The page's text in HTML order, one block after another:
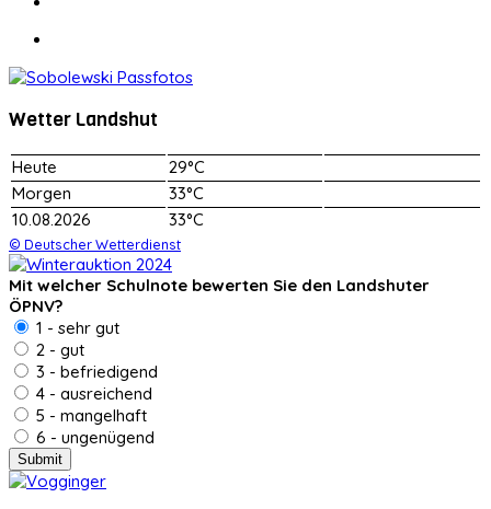
Wetter Landshut
Heute
29°C
Morgen
33°C
10.08.2026
33°C
© Deutscher Wetterdienst
Mit welcher Schulnote bewerten Sie den Landshuter
ÖPNV?
1 - sehr gut
2 - gut
3 - befriedigend
4 - ausreichend
5 - mangelhaft
6 - ungenügend